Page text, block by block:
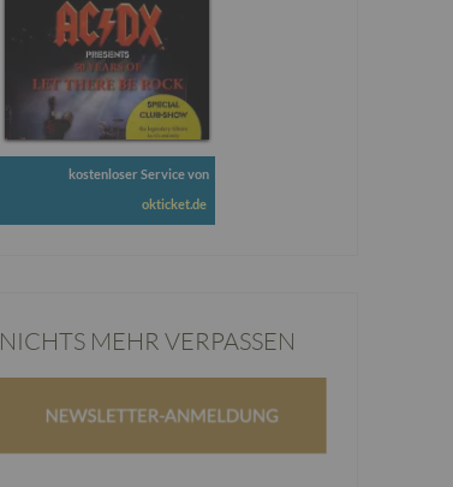
kostenloser Service von
okticket.de
NICHTS MEHR VERPASSEN